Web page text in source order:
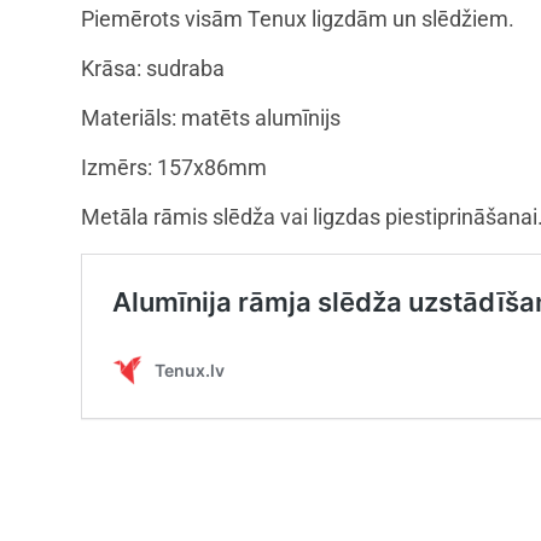
Piemērots visām Tenux ligzdām un slēdžiem.
Krāsa: sudraba
Materiāls: matēts alumīnijs
Izmērs: 157x86mm
Metāla rāmis slēdža vai ligzdas